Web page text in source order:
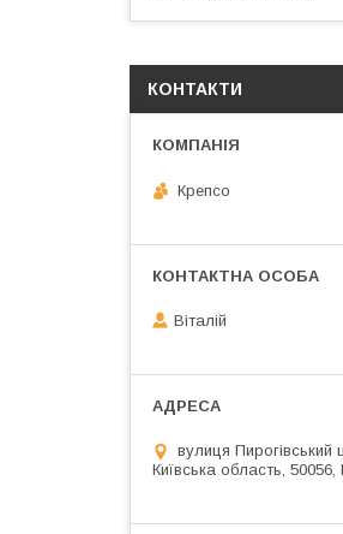
КОНТАКТИ
Крепсо
Віталій
вулиця Пирогівський
Київська область, 50056,